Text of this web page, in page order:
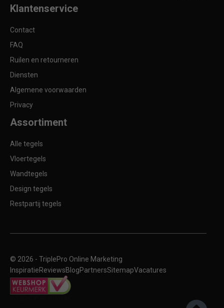
Klantenservice
Contact
FAQ
Ruilen en retourneren
Diensten
Algemene voorwaarden
Privacy
Assortiment
Alle tegels
Vloertegels
Wandtegels
Design tegels
Restpartij tegels
© 2026 - TriplePro Online Marketing
InspiratieReviewsBlogPartnersSitemapVacatures